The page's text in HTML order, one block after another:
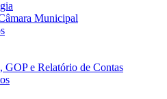
Municipal
GOP e Relatório de Contas